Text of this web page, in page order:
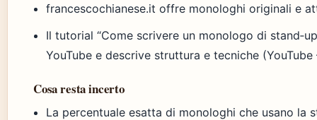
francescochianese.it offre monologhi originali e
Il tutorial “Come scrivere un monologo di
YouTube e descrive struttura e tecniche
Cosa resta incerto
La percentuale esatta di monologhi che usano la